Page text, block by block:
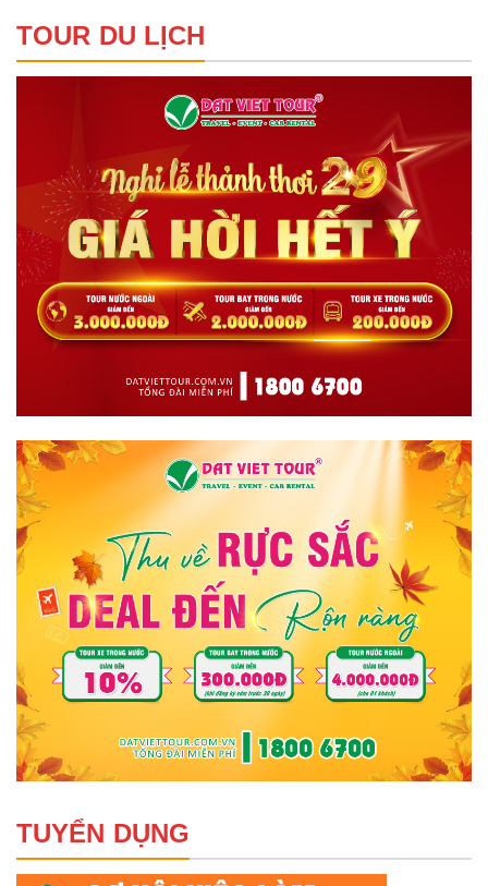
TOUR DU LỊCH
TUYỂN DỤNG